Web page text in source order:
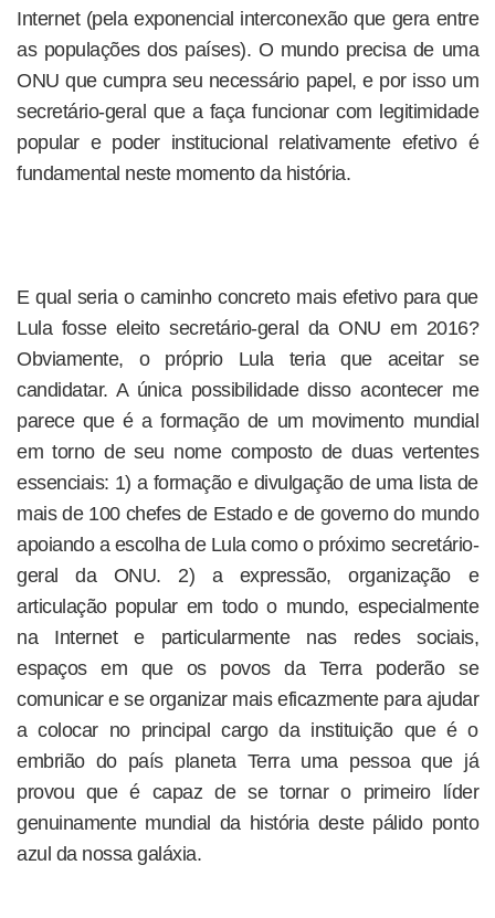
Internet (pela exponencial interconexão que gera entre
as populações dos países). O mundo precisa de uma
ONU que cumpra seu necessário papel, e por isso um
secretário-geral que a faça funcionar com legitimidade
popular e poder institucional relativamente efetivo é
fundamental neste momento da história.
E qual seria o caminho concreto mais efetivo para que
Lula fosse eleito secretário-geral da ONU em 2016?
Obviamente, o próprio Lula teria que aceitar se
candidatar. A única possibilidade disso acontecer me
parece que é a formação de um movimento mundial
em torno de seu nome composto de duas vertentes
essenciais: 1) a formação e divulgação de uma lista de
mais de 100 chefes de Estado e de governo do mundo
apoiando a escolha de Lula como o próximo secretário-
geral da ONU. 2) a expressão, organização e
articulação popular em todo o mundo, especialmente
na Internet e particularmente nas redes sociais,
espaços em que os povos da Terra poderão se
comunicar e se organizar mais eficazmente para ajudar
a colocar no principal cargo da instituição que é o
embrião do país planeta Terra uma pessoa que já
provou que é capaz de se tornar o primeiro líder
genuinamente mundial da história deste pálido ponto
azul da nossa galáxia.